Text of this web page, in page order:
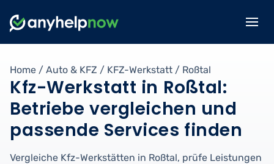
Home / Auto & KFZ / KFZ-Werkstatt / Roßtal
Kfz-Werkstatt in Roßtal:
Betriebe vergleichen und
passende Services finden
Vergleiche Kfz-Werkstätten in Roßtal, prüfe Leistungen